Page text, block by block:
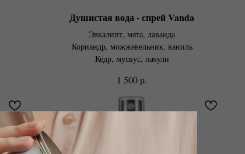
Душистая вода - спрей Vanda
Эвкалипт, мята, лаванда
Кориандр, можжевельник, ваниль
Кедр, мускус, пачули
1 500р.